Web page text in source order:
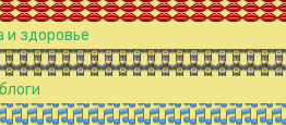
и здоровье